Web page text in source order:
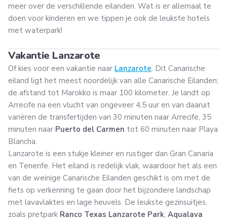
meer over de verschillende eilanden. Wat is er allemaal te
doen voor kinderen en we tippen je ook de leukste hotels
met waterpark!
Vakantie Lanzarote
Of kies voor een vakantie naar Lanzarote. Dit Canarische
eiland ligt het meest noordelijk van alle Canarische Eilanden;
de afstand tot Marokko is maar 100 kilometer. Je landt op
Arrecife na een vlucht van ongeveer 4,5 uur en van daaruit
variëren de transfertijden van 30 minuten naar Arrecife, 35
minuten naar Puerto del Carmen tot 60 minuten naar Playa
Blancha.
Lanzarote is een stukje kleiner en rustiger dan Gran Canaria
en Tenerife. Het eiland is redelijk vlak, waardoor het als een
van de weinige Canarische Eilanden geschikt is om met de
fiets op verkenning te gaan door het bijzondere landschap
met lavavlaktes en lage heuvels. De leukste gezinsuitjes,
zoals pretpark Ranco Texas Lanzarote Park, Aqualava